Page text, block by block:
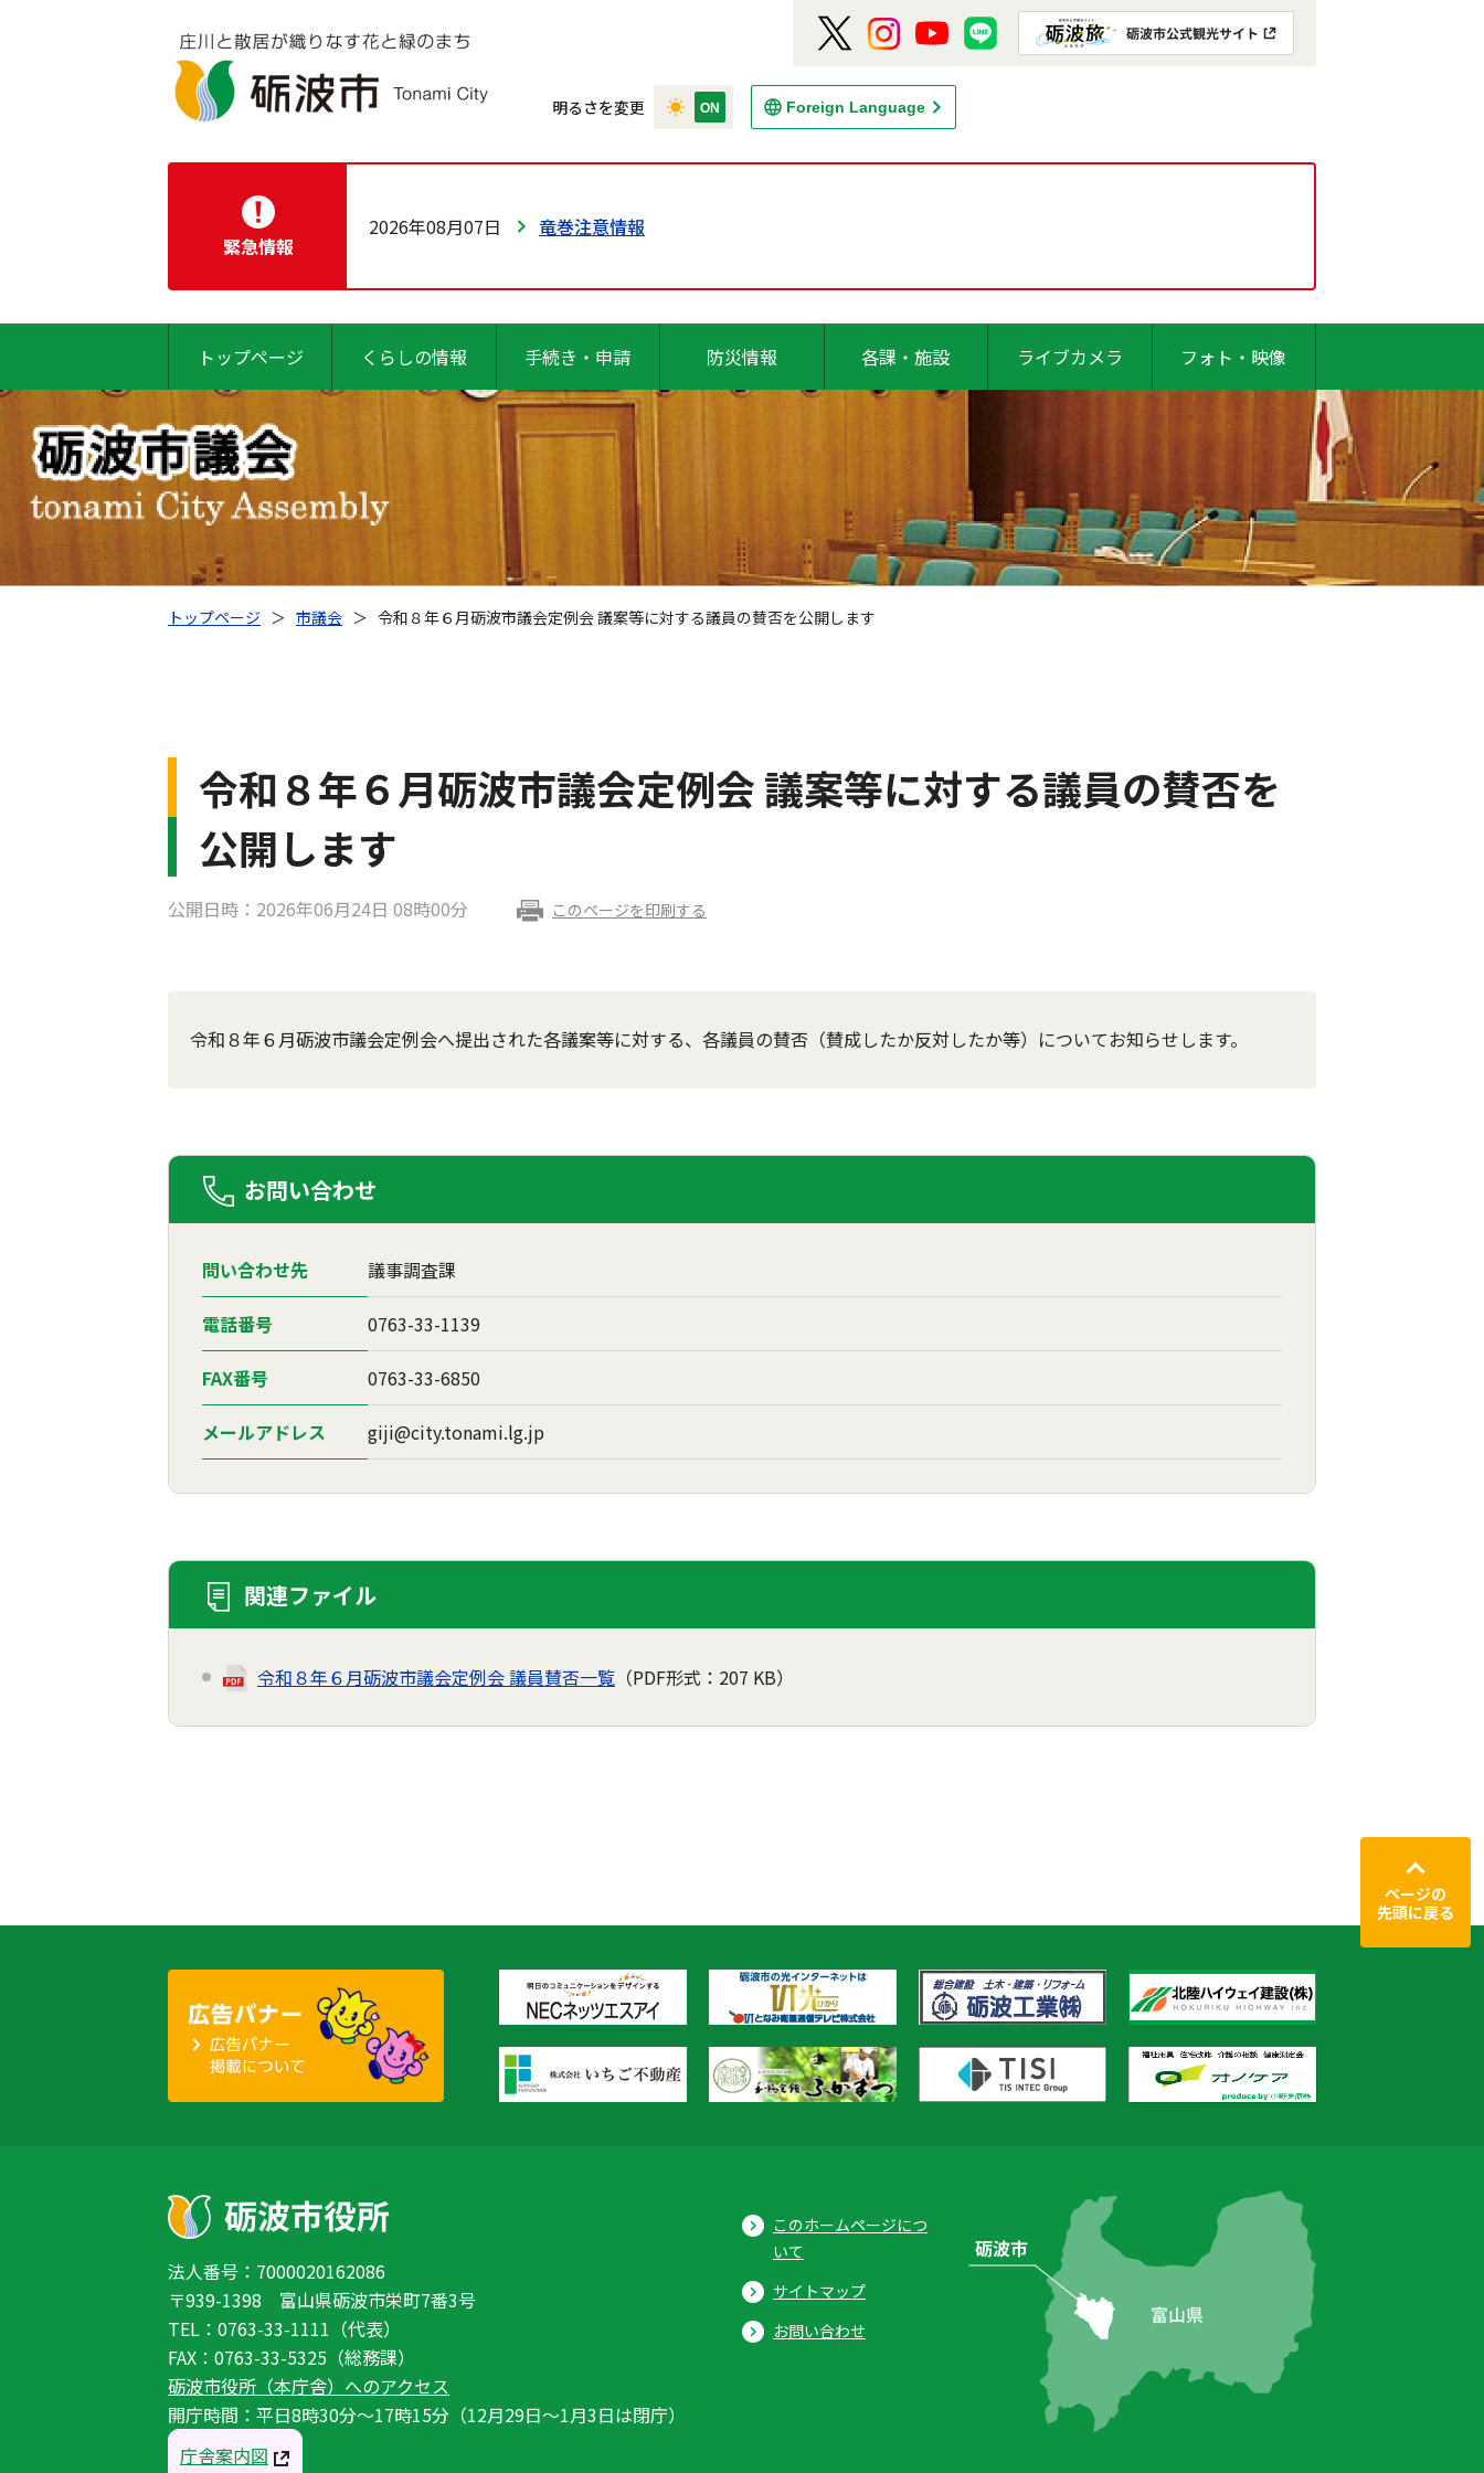
明るさを変更 Foreign Language
緊急情報
2026年08月07日 竜巻注意情報
トップページ くらしの情報 手続き・申請 防災情報 各課・施設 ライブカメラ フォト・映像
トップページ ＞ 市議会 ＞ 令和８年６月砺波市議会定例会 議案等に対する議員の賛否を公開します
令和８年６月砺波市議会定例会 議案等に対する議員の賛否を
公開します
公開日時：2026年06月24日 08時00分 このページを印刷する
令和８年６月砺波市議会定例会へ提出された各議案等に対する、各議員の賛否（賛成したか反対したか等）についてお知らせします。
お問い合わせ
問い合わせ先 議事調査課
電話番号 0763-33-1139
FAX番号 0763-33-6850
メールアドレス giji@city.tonami.lg.jp
関連ファイル
令和８年６月砺波市議会定例会 議員賛否一覧 （PDF形式：207 KB）
ページの
先頭に戻る
法人番号：7000020162086
〒939-1398 富山県砺波市栄町7番3号
TEL：0763-33-1111（代表）
FAX：0763-33-5325（総務課）
砺波市役所（本庁舎）へのアクセス
開庁時間：平日8時30分〜17時15分（12月29日〜1月3日は閉庁）
庁舎案内図
このホームページにつ
いて
サイトマップ
お問い合わせ